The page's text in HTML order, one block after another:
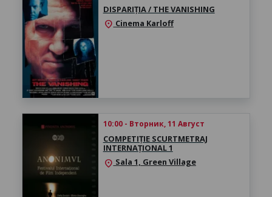
DISPARIȚIA / THE VANISHING
location_on Cinema Karloff
10:00 - Вторник, 11 Август
COMPETIȚIE SCURTMETRAJ
INTERNAȚIONAL 1
location_on Sala 1, Green Village